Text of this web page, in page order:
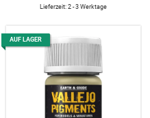
Lieferzeit: 2 - 3 Werktage
AUF LAGER